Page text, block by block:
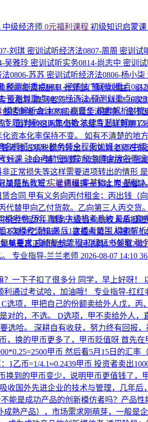
中级经济师 0元福利课程 初级知识启蒙课
刘琪 密训试听经济法0807-周周 密训试
吴雅玲 密训试听实务0814-尚志中 密训
0806-苏苏 密训试听经济法0806-杨小柒
预测划重点0811-经济法预测划重点
预测划重点0827-经济法预测划重点
模考解析会计0817-高晋华模考解析财管
专题详解0810-焦小艳法律专题详解
名师班2026·税务师全程无忧班2026中
好课注会考前密训营税务师金牌名师班
加薪私教班实操课程零基础上岗基础
模考卷历年真题中级机考系统最后3套
1次模考须知最后1次模考范围模考解
核要求成绩复核流程初级证书领取税
前投资报酬率 计算部门剩余收益，
业指导-清河老师2026-08-07 14:1226次
括他第5年末的股权现金流量呗，是
？ 因为他这两笔借款不是马上就到期
资本化率保持不变。 如有不清楚的地
考虑进项税额的转出，例如刘老师在
）=20.8 第二步算可以调用的加计抵
正常损失等这样需要进项转出的情形
录是怎么写？老师编辑一下哈专业指导
合同 甲有义务向丙付租金；丙出钱（
替甲向乙付货款。乙向第三人丙交货
合约定的，债务人应当向债权人承担
能对乙抗辩？ 1. 普通向第三人履行
是真正利他合同（民法典522条第2
专业指导-兰兰老师 2026-08-07 14:10
？一下子扣了很多分 同学，早上好呀！
通过考试哈，加油哦！
专业指导-红红
C选项，甲把自己的份额卖给外人戊，
的，不选。 D选项，甲不卖给外人
哈。 深耕自有收获，努力终有回报，
，换的甲币更多了，甲币贬值呀 首先在
甲币 然后看5月15日的汇
币=1/4.1≈0.2439甲币 投资者卖出
到的甲币变少，说明甲币更值钱了，
收国外先进企业的技术与管理，几年
能是成功产品的创新模仿者吗？产品
熟产品），市场需求刚萌芽，一般是